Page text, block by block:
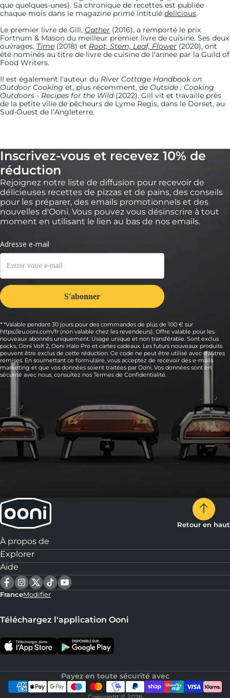
que quelques-unes). Sa chronique de recettes est publiée
chaque mois dans le magazine primé intitulé delicious.
Le premier livre de Gill, Gather (2016), a remporté le prix
Fortnum & Mason du meilleur premier livre de cuisine. Ses deux
ouvrages, Time (2018) et Root, Stem, Leaf, Flower (2020), ont
été nominés au titre de livre de cuisine de l'année par la Guild of
Food Writers.
Il est également l'auteur du River Cottage Handbook on
Outdoor Cooking et, plus récemment, de Outside : Cooking
Outdoors - Recipes for the Wild(2022). Gill vit et travaille près
de la petite ville de pêcheurs de Lyme Regis, dans le Dorset, au
Sud-Ouest de l’Angleterre.
Inscrivez-vous et recevez 10% de
réduction
Rejoignez notre liste de diffusion pour recevoir de
délicieuses recettes de pizzas et de pains, des conseils
pour les préparer, des emails promotionnels et des
nouvelles d'Ooni. Vous pouvez vous désinscrire à tout
moment en utilisant le lien au bas de nos emails.
* *Valable pendant 30 jours pour des commandes de plus de 100 € sur
https://eu.ooni.com/fr (non valable chez les revendeurs). Offre valable pour les
nouveaux abonnés uniquement. Usage unique et non transférable. Sont exclus
packs, Ooni Volt 2, Ooni Halo Pro et cartes cadeaux. Les futurs nouveaux produits
peuvent être exclus de cette réduction. Ce code ne peut être utilisé avec d'autres
remises. En soumettant ce formulaire, vous acceptez de recevoir des e-mails
marketing et que vos données soient traitées par Ooni. Vos données sont en
sécurité avec nous, consultez nos Termes de Confidentialité.
Retour en haut
À propos de
Explorer
Aide
FranceModifier
Téléchargez l'application Ooni
Payez en toute sécurité avec